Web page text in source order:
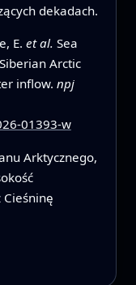
dekadach.
E. et al. Sea
Arctic
inflow. npj
01393-w
Arktycznego,
Cieśninę